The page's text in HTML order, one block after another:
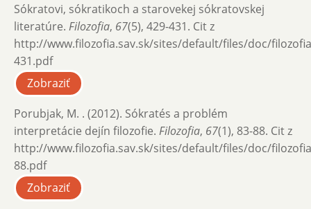
Sókratovi, sókratikoch a starovekej sókratovskej
literatúre. Filozofia, 67(5), 429-431. Cit z
http://www.filozofia.sav.sk/sites/default/files/doc/
431.pdf
Zobraziť
Porubjak, M. . (2012). Sókratés a problém
interpretácie dejín filozofie. Filozofia, 67(1), 83-88. Cit z
http://www.filozofia.sav.sk/sites/default/files/doc/
88.pdf
Zobraziť